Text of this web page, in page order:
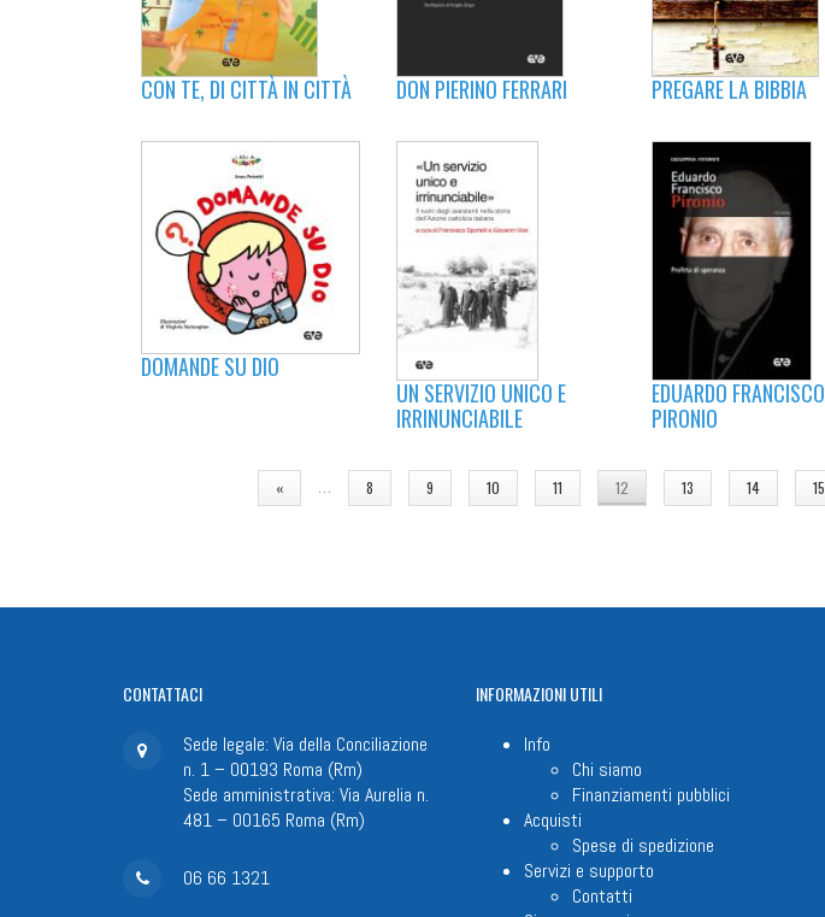
CON TE, DI CITTÀ IN CITTÀ DON PIERINO FERRARI PREGARE LA BIBBIA
DOMANDE SU DIO
UN SERVIZIO UNICO E
IRRINUNCIABILE
EDUARDO FRANCISCO
PIRONIO
« … 8 9 10 11 12 13 14 15
CONTATTACI
Sede legale: Via della Conciliazione
n. 1 – 00193 Roma (Rm)
Sede amministrativa: Via Aurelia n.
481 – 00165 Roma (Rm)
06 66 1321
INFORMAZIONIUTILI
Info
Chi siamo
Finanziamenti pubblici
Acquisti
Spese di spedizione
Servizi e supporto
Contatti